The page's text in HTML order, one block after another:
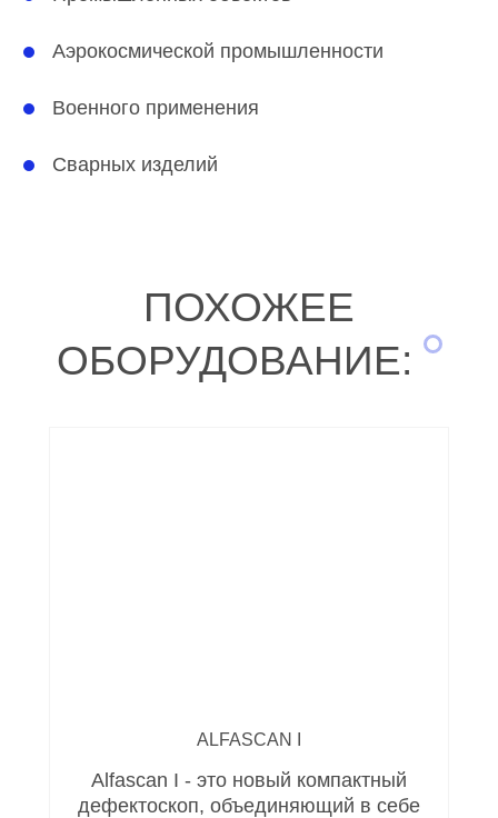
Аэрокосмической промышленности
Военного применения
Сварных изделий
ПОХОЖЕЕ
ОБОРУДОВАНИЕ:
ALFASCAN I
Alfascan I - это новый компактный
дефектоскоп, объединяющий в себе